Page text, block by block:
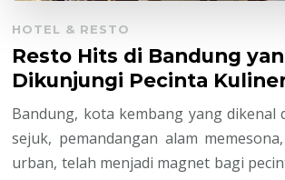
HOTEL & RESTO
Resto Hits di Bandung
Dikunjungi Pecinta
Bandung, kota kembang yang dikenal
sejuk, pemandangan alam
urban, telah menjadi magnet bagi